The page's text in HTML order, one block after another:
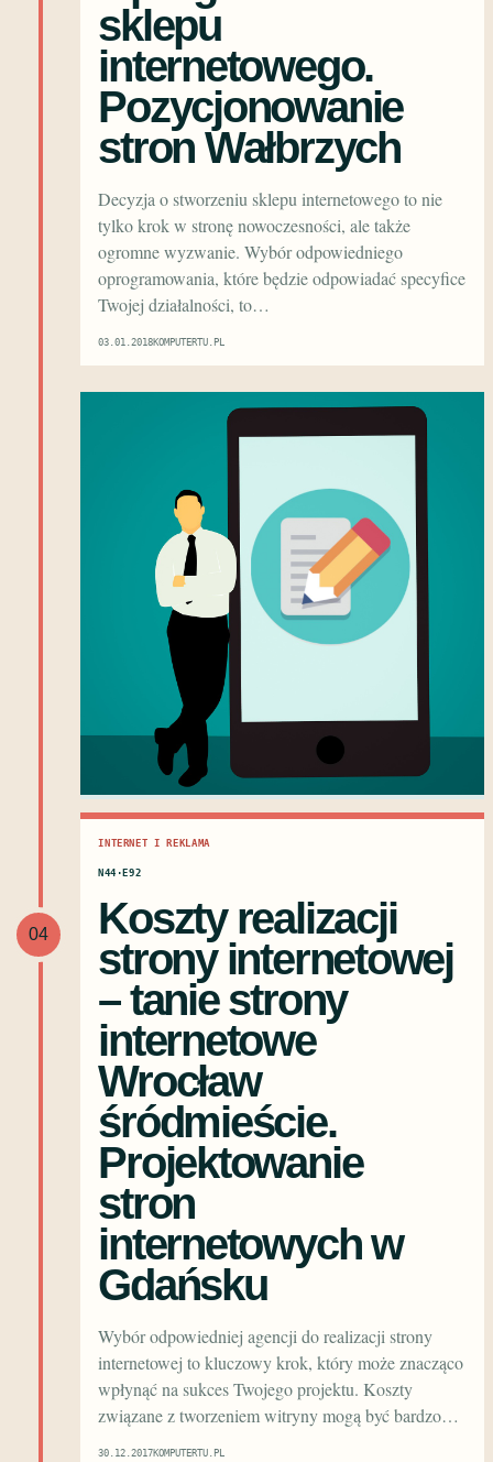
sklepu
internetowego.
Pozycjonowanie
stron Wałbrzych
Decyzja o stworzeniu sklepu internetowego to nie
tylko krok w stronę nowoczesności, ale także
ogromne wyzwanie. Wybór odpowiedniego
oprogramowania, które będzie odpowiadać specyfice
Twojej działalności, to…
03.01.2018KOMPUTERTU.PL
04
INTERNET I REKLAMA
N44·E92
Koszty realizacji
strony internetowej
– tanie strony
internetowe
Wrocław
śródmieście.
Projektowanie
stron
internetowych w
Gdańsku
Wybór odpowiedniej agencji do realizacji strony
internetowej to kluczowy krok, który może znacząco
wpłynąć na sukces Twojego projektu. Koszty
związane z tworzeniem witryny mogą być bardzo…
30.12.2017KOMPUTERTU.PL